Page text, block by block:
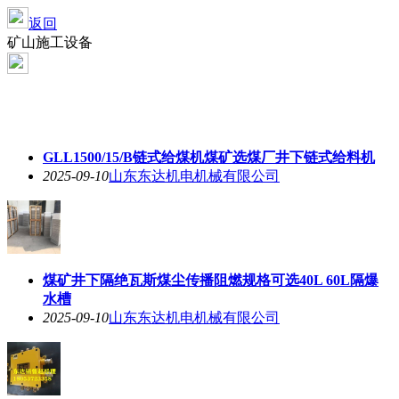
返回
矿山施工设备
GLL1500/15/B链式给煤机煤矿选煤厂井下链式给料机
2025-09-10山东东达机电机械有限公司
煤矿井下隔绝瓦斯煤尘传播阻燃规格可选40L 60L隔爆
水槽
2025-09-10山东东达机电机械有限公司